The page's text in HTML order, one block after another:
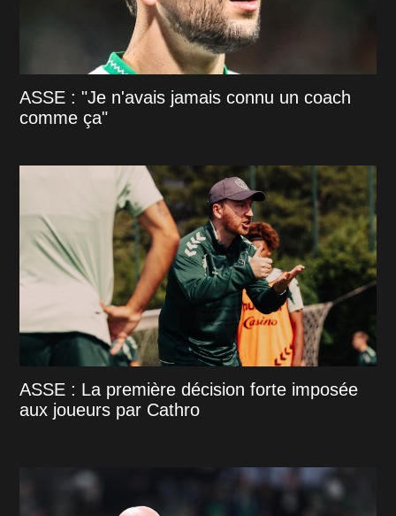
ASSE : "Je n'avais jamais connu un coach
comme ça"
ASSE : La première décision forte imposée
aux joueurs par Cathro